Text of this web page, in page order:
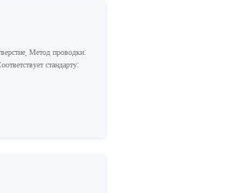
Метод проводки:
стандарту: